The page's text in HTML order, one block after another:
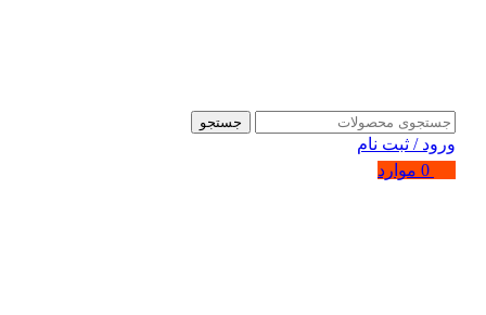
جستجو
ورود / ثبت نام
0 موارد